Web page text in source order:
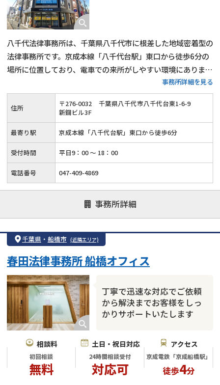
八千代法律事務所は、千葉県八千代市に根差した地域密着型の
法律事務所です。京成本線「八千代台駅」東口から徒歩6分の
場所に位置しており、電車での来所がしやすい環境にありま
す。初回30分の無料法律相談を行なっており、費用面に不安が
ある方が少しでも利用しやすいよう配慮されています。
事務所詳細を見る
住所 〒276-0032
千葉県八千代市八千代台東1-6-9
新鋼ビル3F
最寄り駅 京成本線「八千代台駅」東口から徒歩6分
受付時間 平日9：00 ～ 18：00
電話番号 047-409-4869
事務所詳細
千葉県 ・ 船橋市 (近隣エリア)
丁寧で迅速な対応でご依頼
から解決までお客様をしっ
かりサポートいたします
春田法律事務所 船橋オフィス
相談料
初回相談
無料
土日・祝日対応
24時間相談受付
対応可
アクセス
京成電鉄「京成船橋駅」
徒歩4分